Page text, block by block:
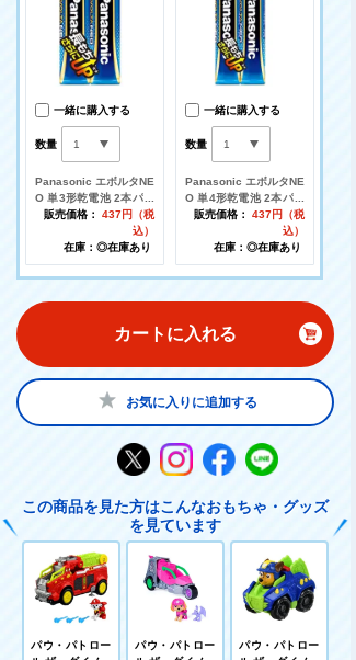
一緒に購入する
数量
Panasonic エボルタNE
O 単3形乾電池 2本パッ
ク販売価格：
437円（税
込）
在庫：◎在庫あり
一緒に購入する
数量
Panasonic エボルタNE
O 単4形乾電池 2本パッ
ク販売価格：
437円（税
込）
在庫：◎在庫あり
カートに入れる
お気に入りに追加する
この商品を見た方はこんなおもちゃ・グッズ
を見ています
パウ・パトロー
パウ・パトロー
パウ・パトロー